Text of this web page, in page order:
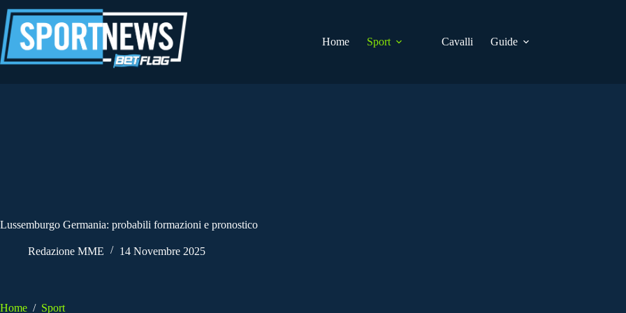
al
contenuto
Home
Sport Cavalli Guide
Lussemburgo Germania: probabili formazioni e pronostico
Redazione MME 14 Novembre 2025
Home / Sport